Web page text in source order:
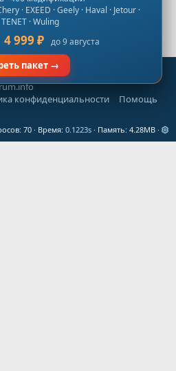
конфиденциальности
Помощь
70 Время 0.1223s Память 4.28MB
· EXEED · Geely · Haval · Jetour ·
· Wuling
4 999 ₽ до 9 августа
пакет →